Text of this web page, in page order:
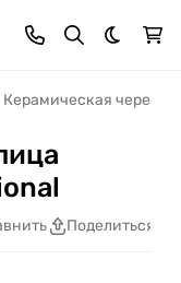
Темная
Керамическая
Поделиться